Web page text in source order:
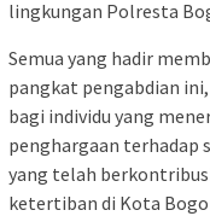
lingkungan Polresta
Semua yang hadir
pangkat pengabdian
bagi individu yang
penghargaan terhadap
yang telah
ketertiban di Kota